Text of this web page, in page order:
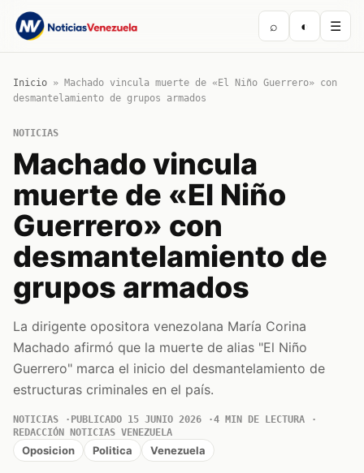
⌕ ◐ ☰
Inicio » Machado vincula muerte de «El Niño Guerrero» con
desmantelamiento de grupos armados
NOTICIAS
Machado vincula
muerte de «El Niño
Guerrero» con
desmantelamiento de
grupos armados
La dirigente opositora venezolana María Corina
Machado afirmó que la muerte de alias "El Niño
Guerrero" marca el inicio del desmantelamiento de
estructuras criminales en el país.
NOTICIAS PUBLICADO 15 JUNIO 2026
4 MIN DE LECTURA
REDACCIÓN NOTICIAS VENEZUELA
Oposicion Politica Venezuela